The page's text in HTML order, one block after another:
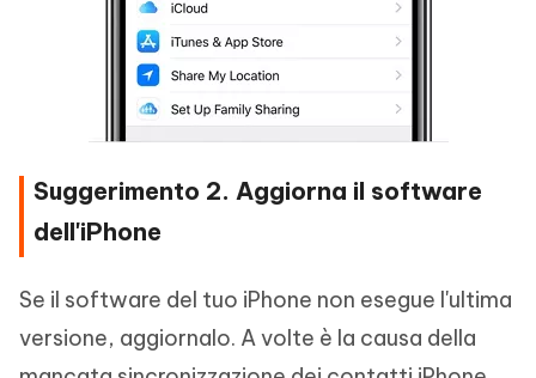
Suggerimento 2. Aggiorna il software
dell'iPhone
Se il software del tuo iPhone non esegue l'ultima
versione, aggiornalo. A volte è la causa della